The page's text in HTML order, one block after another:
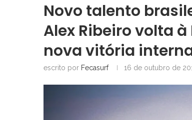
Novo talento
Alex Ribeiro volta
nova vitória
escrito por Fecasurf 16 de outubro de